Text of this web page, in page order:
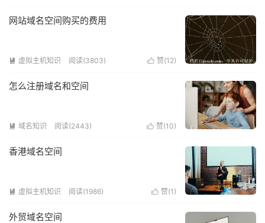
网站域名空间购买的费用
 虚拟主机知识 阅读(3803)  赞(12)
怎么注册域名和空间
 域名知识 阅读(2443)  赞(10)
香港域名空间
 虚拟主机知识 阅读(1986)  赞(1 )
外贸域名空间